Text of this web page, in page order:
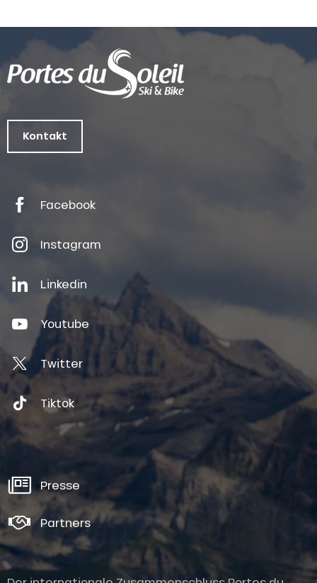
Kontakt
Facebook
Instagram
Linkedin
Youtube
Twitter
Tiktok
Presse
Partners